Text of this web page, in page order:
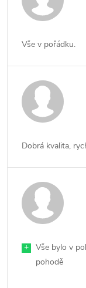
Vše v pořádku.
Dobrá kvalita,
+
Vše bylo v
pohodě